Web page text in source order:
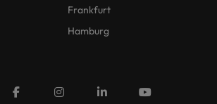
Frankfurt
Hamburg